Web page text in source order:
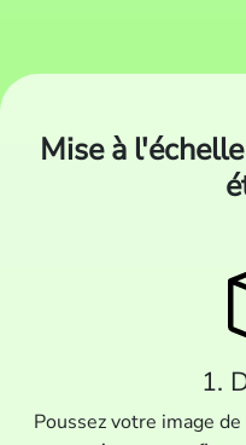
Mise à
1.
Poussez votre image